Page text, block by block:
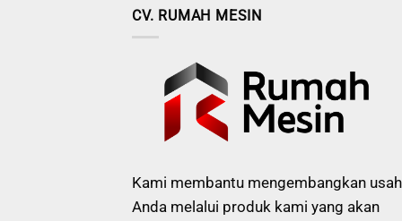
CV. RUMAH MESIN
Kami membantu mengembangkan
Anda melalui produk kami yang akan